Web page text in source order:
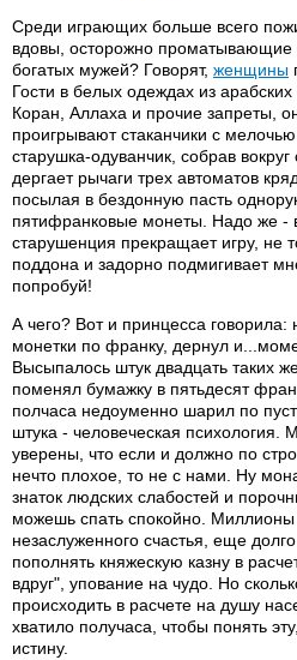
Среди играющих больше всего
вдовы, осторожно проматывающие
богатых мужей? Говорят, женщины
Гости в белых одеждах из
Коран, Аллаха и прочие запреты,
проигрывают стаканчики с
старушка-одуванчик, собрав
дергает рычаги трех автоматов
посылая в бездонную пасть
пятифранковые монеты. Надо же -
старушенция прекращает игру, не
поддона и задорно подмигивает
попробуй!
А чего? Вот и принцесса говорила:
монетки по франку, дернул
Высыпалось штук двадцать таких
поменял бумажку в пятьдесят
полчаса недоуменно шарил по
штука - человеческая психология.
уверены, что если и должно по
нечто плохое, то не с нами. Ну
знаток людских слабостей и
можешь спать спокойно.
незаслуженного счастья, еще
пополнять княжескую казну в
вдруг", упование на чудо. Но
происходить в расчете на душу
хватило получаса, чтобы понять
истину.